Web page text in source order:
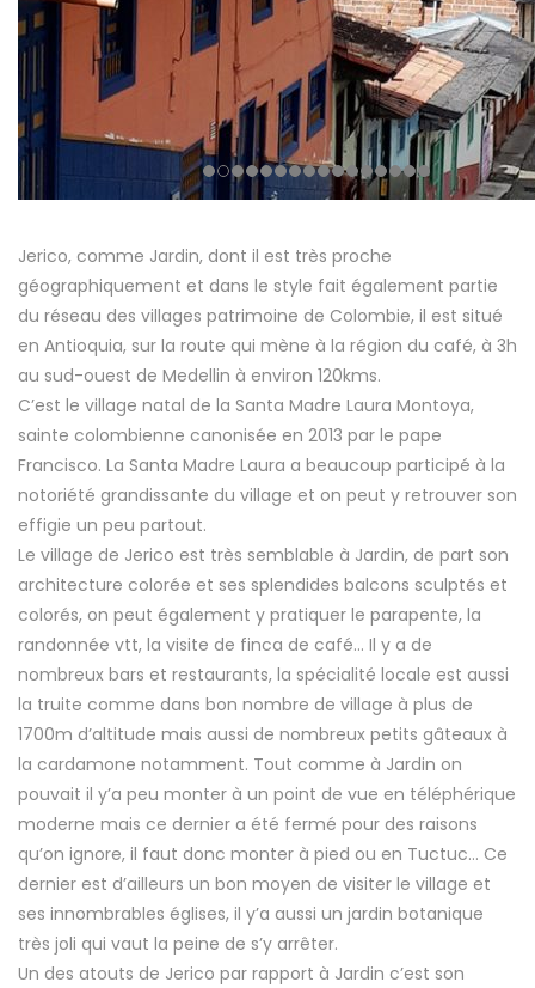
Jerico, comme Jardin, dont il est très proche
géographiquement et dans le style fait également partie
du réseau des villages patrimoine de Colombie, il est situé
en Antioquia, sur la route qui mène à la région du café, à 3h
au sud-ouest de Medellin à environ 120kms.
C’est le village natal de la Santa Madre Laura Montoya,
sainte colombienne canonisée en 2013 par le pape
Francisco. La Santa Madre Laura a beaucoup participé à la
notoriété grandissante du village et on peut y retrouver son
effigie un peu partout.
Le village de Jerico est très semblable à Jardin, de part son
architecture colorée et ses splendides balcons sculptés et
colorés, on peut également y pratiquer le parapente, la
randonnée vtt, la visite de finca de café… Il y a de
nombreux bars et restaurants, la spécialité locale est aussi
la truite comme dans bon nombre de village à plus de
1700m d’altitude mais aussi de nombreux petits gâteaux à
la cardamone notamment. Tout comme à Jardin on
pouvait il y’a peu monter à un point de vue en téléphérique
moderne mais ce dernier a été fermé pour des raisons
qu’on ignore, il faut donc monter à pied ou en Tuctuc… Ce
dernier est d’ailleurs un bon moyen de visiter le village et
ses innombrables églises, il y’a aussi un jardin botanique
très joli qui vaut la peine de s’y arrêter.
Un des atouts de Jerico par rapport à Jardin c’est son